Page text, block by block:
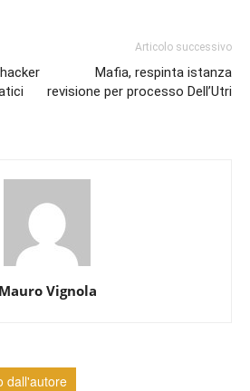
testo
Articolo successivo
Mafia, respinta istanza
revisione per processo Dell’Utri
Mauro Vignola
dall'autore